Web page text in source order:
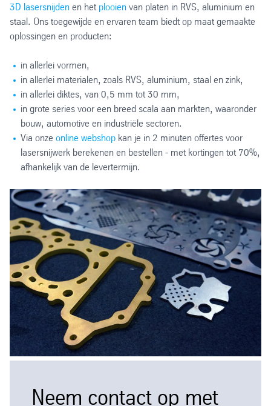
3D lasersnijden en het plooien van platen in RVS, aluminium en
staal. Ons toegewijde en ervaren team biedt op maat gemaakte
oplossingen en producten:
in allerlei vormen,
in allerlei materialen, zoals RVS, aluminium, staal en zink,
in allerlei diktes, van 0,5 mm tot 30 mm,
in grote series voor een breed scala aan markten, waaronder
bouw, automotive en industriële sectoren.
Via onze online webshop kan je in 2 minuten offertes voor
lasersnijwerk berekenen en bestellen - met kortingen tot 70%,
afhankelijk van de levertermijn.
Neem contact op met